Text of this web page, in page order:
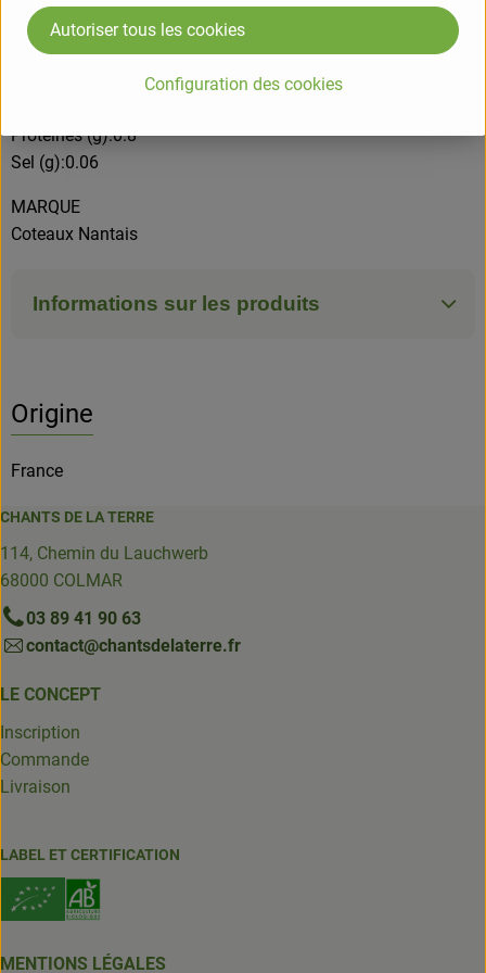
Energie (kj)/(kcal):1076/253
Glucides (g):62
dont sucres (g):60
Protéines (g):0.8
Sel (g):0.06
MARQUE
Coteaux Nantais
Informations sur les produits
Origine
France
CHANTS DE LA TERRE
114, Chemin du Lauchwerb
68000 COLMAR
03 89 41 90 63
contact@chantsdelaterre.fr
LE CONCEPT
Inscription
Commande
Livraison
LABEL ET CERTIFICATION
MENTIONS LÉGALES
Configuration des cookies
Autoriser tous les cookies